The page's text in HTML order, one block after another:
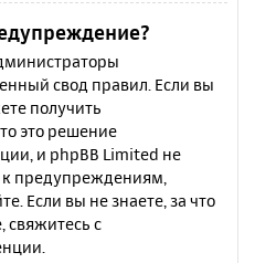
свод правил. Если вы
получить
это решение
и phpBB Limited не
к предупреждениям,
Если вы не знаете, за что
с